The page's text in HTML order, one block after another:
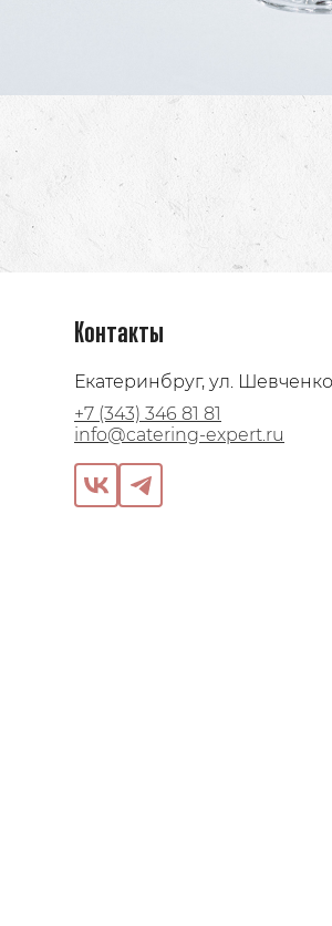
Контакты
Екатеринбруг, ул.
+7 (343) 346 81 81
info@catering-expert.ru